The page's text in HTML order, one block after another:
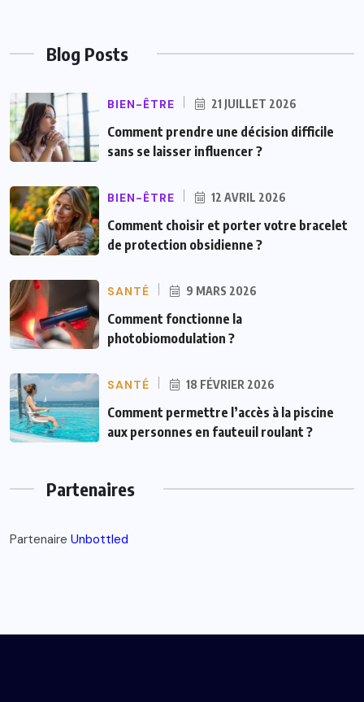
Blog Posts
BIEN-ÊTRE 21 JUILLET 2026
Comment prendre une décision difficile
sans se laisser influencer ?
BIEN-ÊTRE 12 AVRIL 2026
Comment choisir et porter votre bracelet
de protection obsidienne ?
SANTÉ 9 MARS 2026
Comment fonctionne la
photobiomodulation ?
SANTÉ 18 FÉVRIER 2026
Comment permettre l’accès à la piscine
aux personnes en fauteuil roulant ?
Partenaires
Partenaire Unbottled